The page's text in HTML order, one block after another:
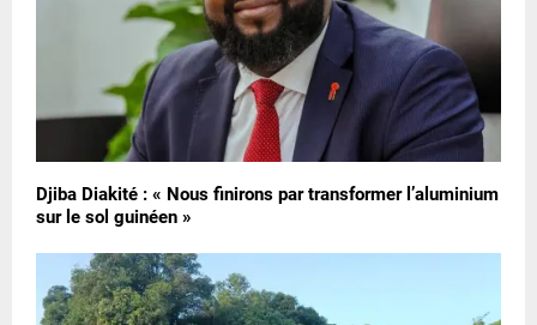
Djiba Diakité : « Nous finirons par transformer l’aluminium
sur le sol guinéen »